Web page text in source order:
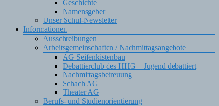
Geschichte
Namensgeber
Unser Schul-Newsletter
Informationen
Ausschreibungen
Arbeitsgemeinschaften / Nachmittagsangebote
AG Seifenkistenbau
Debattierclub des HHG – Jugend debattiert
Nachmittagsbetreuung
Schach AG
Theater AG
Berufs- und Studienorientierung